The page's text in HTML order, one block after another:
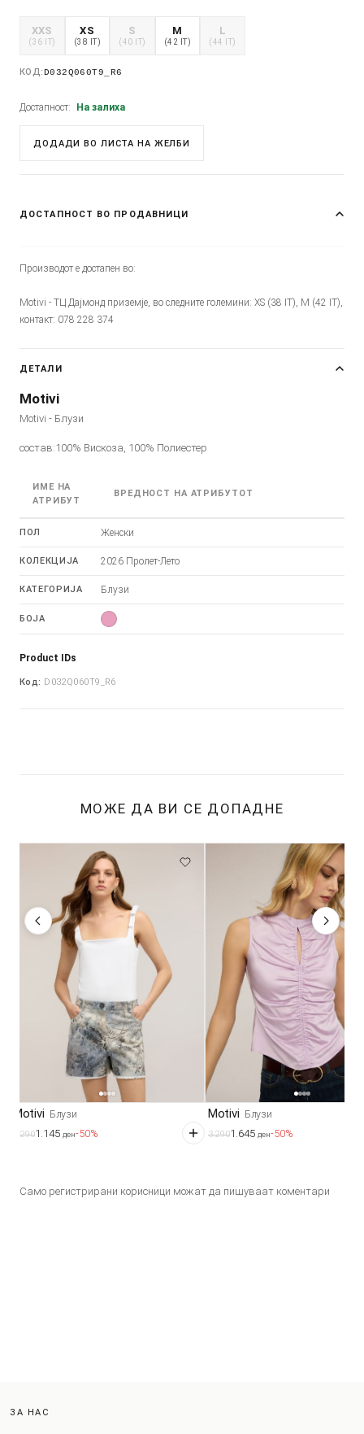
XXS
(36 IT)
XS
(38 IT)
S
(40 IT)
M
(42 IT)
L
(44 IT)
КОД: D032Q060T9_R6
Достапност: На залиха
ДОДАДИ ВО ЛИСТА НА ЖЕЛБИ
ДОСТАПНОСТ ВО ПРОДАВНИЦИ
Производот е достапен во:
Motivi - ТЦ Дајмонд приземје, во следните големини: XS (38 IT), M (42 IT),
контакт: 078 228 374
ДЕТАЛИ
Motivi
Motivi - Блузи
состав:100% Вискоза, 100% Полиестер
ИМЕ НА
АТРИБУТ
ВРЕДНОСТ НА АТРИБУТОТ
ПОЛ Женски
КОЛЕКЦИЈА 2026 Пролет-Лето
КАТЕГОРИЈА Блузи
БОЈА
Product IDs
Код: D032Q060T9_R6
МОЖЕ ДА ВИ СЕ ДОПАДНЕ
Motivi Блузи
2.2901.145 ден-50%
Motivi Блузи
3.2901.645 ден-50%
Само регистрирани корисници можат да пишуваат коментари
ЗА НАС